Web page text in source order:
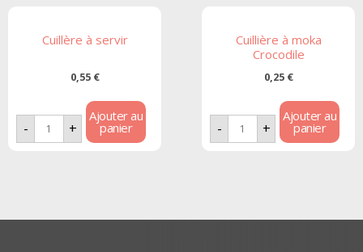
Cuillère à servir
0,55 €
- +
Ajouter au
panier
Cuillière à moka
Crocodile
0,25 €
- +
Ajouter au
panier